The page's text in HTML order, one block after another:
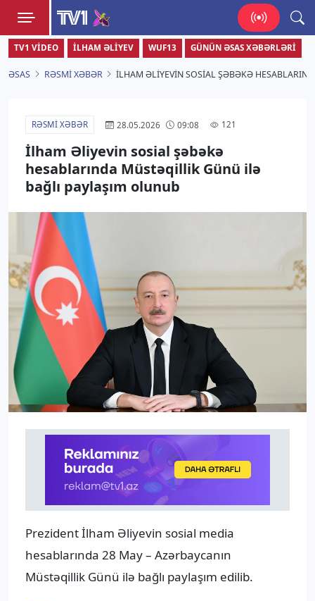
TV1
Zamanı bizimlə yaşa!
TV1 VIDEO İLHAM ƏLIYEV WUF13 GÜNÜN ƏSAS XƏBƏRLƏRI
ƏSAS RƏSMI XƏBƏR İLHAM ƏLIYEVIN SOSIAL ŞƏBƏKƏ
RƏSMI XƏBƏR 28.05.2026 09:08 121
İlham Əliyevin sosial şəbəkə
hesablarında Müstəqillik Günü ilə
bağlı paylaşım olunub
Prezident İlham Əliyevin sosial media
hesablarında 28 May – Azərbaycanın
Müstəqillik Günü ilə bağlı paylaşım edilib.